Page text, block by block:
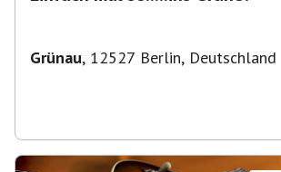
Grünau, 12527 Berlin, Deutschland